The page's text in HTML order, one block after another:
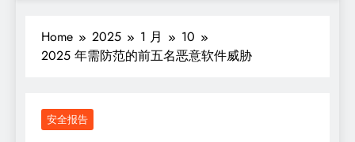
Home 2025 1 月
10
2025 年需防范的前五名恶意软件威胁
安全报告